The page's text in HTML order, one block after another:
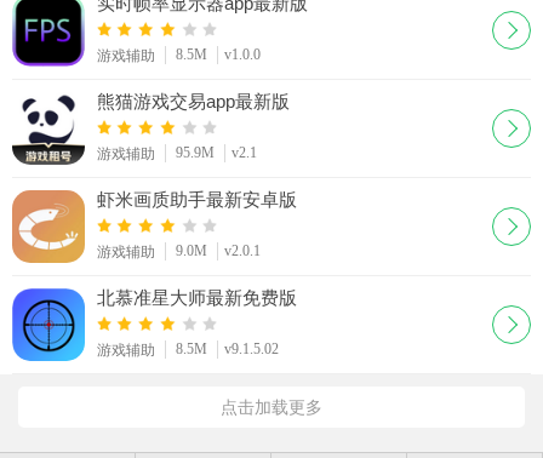
游戏辅助 8.5M v1.0.0
熊猫游戏交易app最新版
游戏辅助 95.9M v2.1
虾米画质助手最新安卓版
游戏辅助 9.0M v2.0.1
北慕准星大师最新免费版
游戏辅助 8.5M v9.1.5.02
点击加载更多